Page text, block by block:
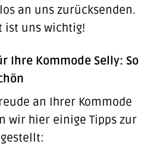
an uns zurücksenden.
ist uns wichtig!
Ihre Kommode Selly: So
an Ihrer Kommode
wir hier einige Tipps zur